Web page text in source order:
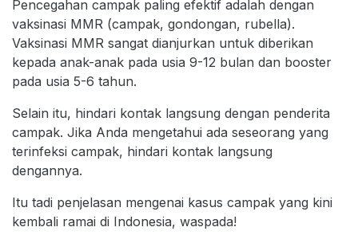
Pencegahan campak paling efektif adalah dengan
vaksinasi MMR (campak, gondongan, rubella).
Vaksinasi MMR sangat dianjurkan untuk diberikan
kepada anak-anak pada usia 9-12 bulan dan booster
pada usia 5-6 tahun.
Selain itu, hindari kontak langsung dengan penderita
campak. Jika Anda mengetahui ada seseorang yang
terinfeksi campak, hindari kontak langsung
dengannya.
Itu tadi penjelasan mengenai kasus campak yang kini
kembali ramai di Indonesia, waspada!